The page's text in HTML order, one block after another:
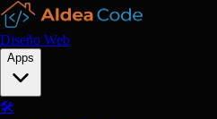
Diseño Web
Apps
🛠️